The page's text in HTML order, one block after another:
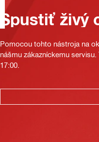
Spustiť živý
Pomocou tohto nástroja na
nášmu zákazníckemu
17:00.